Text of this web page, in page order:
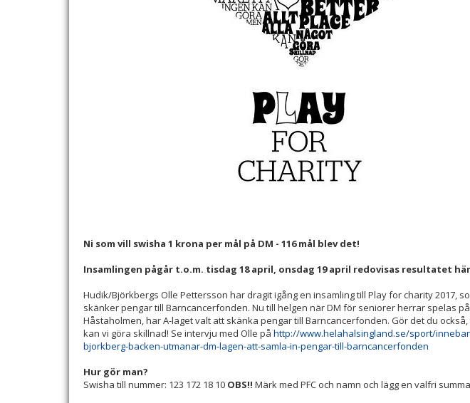
Ni som vill swisha 1 krona per mål på DM - 116 mål blev det!
Insamlingen pågår t.o.m. tisdag 18 april, onsdag 19 april redovisas resultatet
Hudik/Björkbergs Olle Pettersson har dragit igång en insamling till Play for charity 2017,
skänker pengar till Barncancerfonden. Nu till helgen när DM för seniorer herrar spelas på
Håstaholmen, har A-laget valt att skänka pengar till Barncancerfonden. Gör det du
kan vi göra skillnad! Se intervju med Olle på http://www.helahalsingland.se/sport/
bjorkberg-backen-utmanar-dm-lagen-att-samla-in-pengar-till-barncancerfonden
Hur gör man?
Swisha till nummer: 123 172 18 10 OBS!! Märk med PFC och namn och lägg en valfri